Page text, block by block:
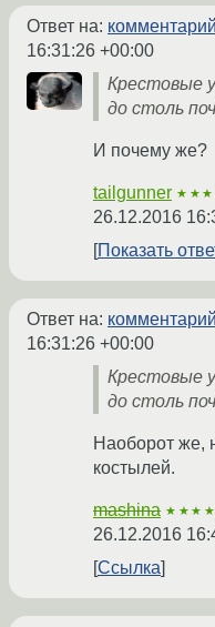
Ответ на: комментарий
16:31:26 +00:00
Крестовые
до столь
И почему же?
tailgunner
26.12.2016
Показать
Ответ на: комментарий
16:31:26 +00:00
Крестовые
до столь
Наоборот же,
коcтылей.
mashina
26.12.2016
Ссылка